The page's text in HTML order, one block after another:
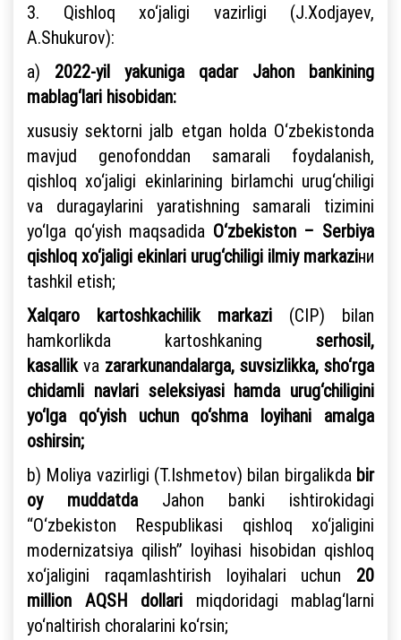
3. Qishloq xo‘jaligi vazirligi (J.Xodjayev,
A.Shukurov):
a) 2022-yil yakuniga qadar Jahon bankining
mablag‘lari hisobidan:
xususiy sektorni jalb etgan holda O‘zbekistonda
mavjud genofonddan samarali foydalanish,
qishloq xo‘jaligi ekinlarining birlamchi urug‘chiligi
va duragaylarini yaratishning samarali tizimini
yo‘lga qo‘yish maqsadida O‘zbekiston – Serbiya
qishloq xo‘jaligi ekinlari urug‘chiligi ilmiy markaziни
tashkil etish;
Xalqaro kartoshkachilik markazi (CIP) bilan
hamkorlikda kartoshkaning serhosil,
kasallik va zararkunandalarga, suvsizlikka, sho‘rga
chidamli navlari seleksiyasi hamda urug‘chiligini
yo‘lga qo‘yish uchun qo‘shma loyihani amalga
oshirsin;
b) Moliya vazirligi (T.Ishmetov) bilan birgalikda bir
oy muddatdaJahon banki ishtirokidagi
“O‘zbekiston Respublikasi qishloq xo‘jaligini
modernizatsiya qilish” loyihasi hisobidan qishloq
xo‘jaligini raqamlashtirish loyihalari uchun 20
million AQSH dollari miqdoridagi mablag‘larni
yo‘naltirish choralarini ko‘rsin;